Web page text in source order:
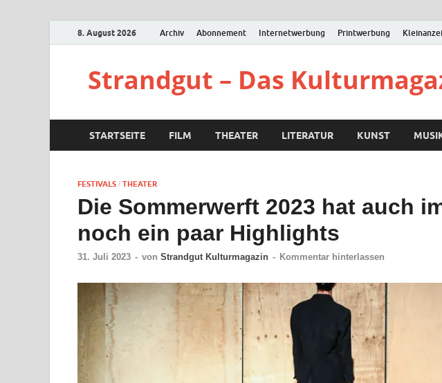
8. August 2026 Archiv Abonnement Internetwerbung Printwerbung
Strandgut – Das
STARTSEITE FILM THEATER LITERATUR KUNST
FESTIVALS / THEATER
Die Sommerwerft 2023 hat auch
noch ein paar Highlights
31. Juli 2023 - von Strandgut Kulturmagazin - Kommentar hinterlassen